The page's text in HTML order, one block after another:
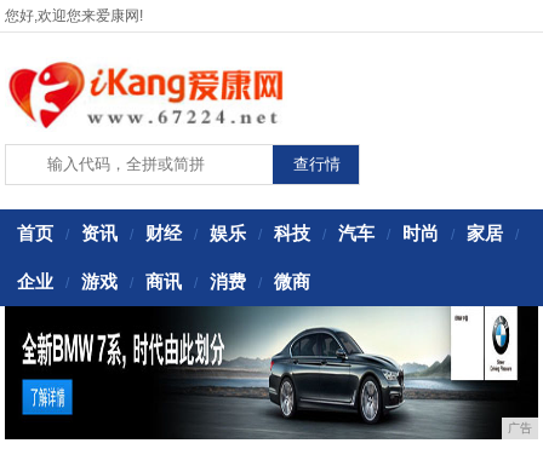
您好,欢迎您来爱康网!
首页 / 资讯 / 财经 / 娱乐 / 科技 / 汽车 / 时尚 / 家居 /
企业 / 游戏 / 商讯 / 消费 / 微商
广告